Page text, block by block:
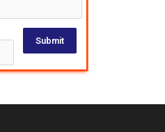
Submit